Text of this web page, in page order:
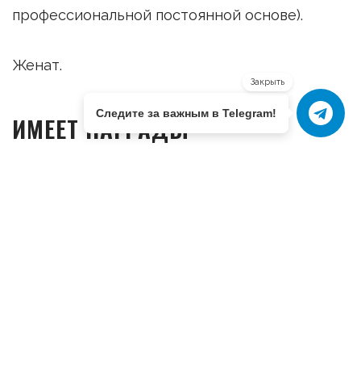
профессиональной постоянной основе).
Женат.
ИМЕЕТ НАГРАДЫ
Закрыть
Следите за важным в Telegram!